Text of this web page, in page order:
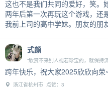
这也不是我们共同的爱好，笑。
两年后第一次再玩这个游戏，还
我前上司的高中学妹。朋友的朋
式颜
“欣赏不来别人视若珍宝的，就保持
跨年快乐，祝大家2025欣欣向荣
浙江省杭州市 点赞：3